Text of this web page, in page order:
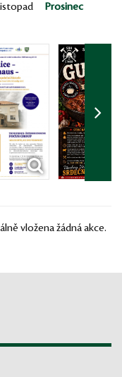
Prosinec
vložena žádná akce.